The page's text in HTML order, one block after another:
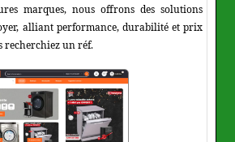
marques, nous offrons des solutions
alliant performance, durabilité et prix
recherchiez un réf.